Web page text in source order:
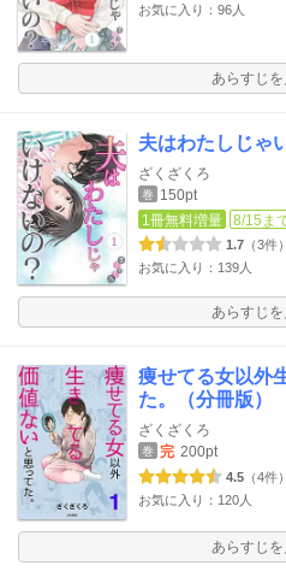
お気に入り：96人
あらすじ
夫はわたしじゃ
ざくざくろ
巻
150pt
1冊無料増量
8/15ま
1.7 （3件）
お気に入り：139人
あらすじ
痩せてる女以外
た。（分冊版）
ざくざくろ
巻 完 200pt
4.5 （4件）
お気に入り：120人
あらすじ